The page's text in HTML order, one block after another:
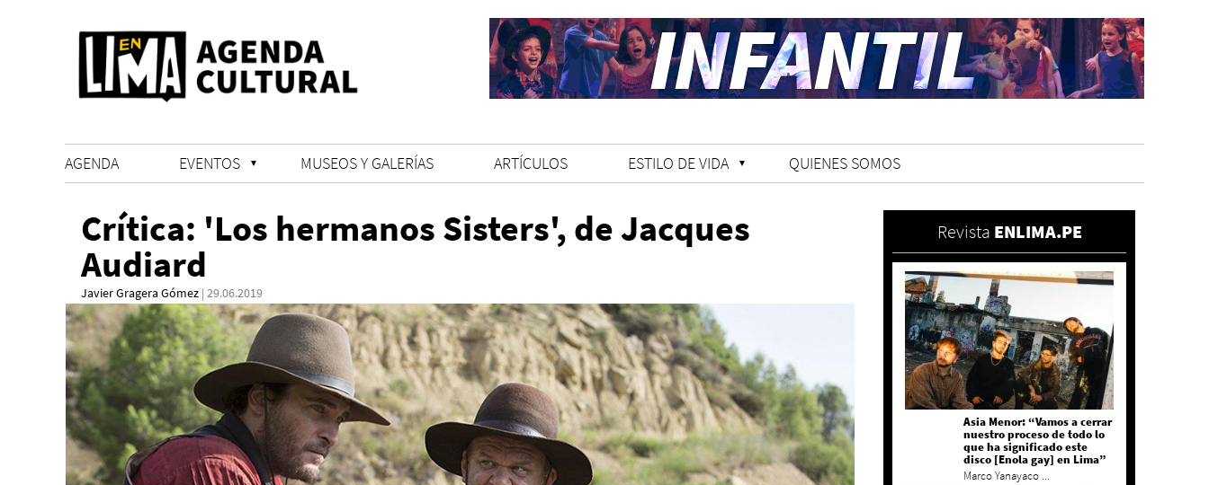
AGENDA EVENTOS MUSEOS Y GALERÍAS ARTÍCULOS ESTILO DE VIDA QUIENES SOMOS
Crítica: 'Los hermanos Sisters', de Jacques
Audiard
Javier Gragera Gómez| 29.06.2019
Revista ENLIMA.PE
Asia Menor: “Vamos a cerrar
nuestro proceso de todo lo
que ha significado este
disco [Enola gay] en Lima”
Marco Yanayaco ...